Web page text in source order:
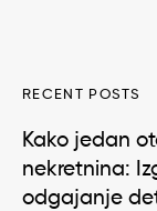
RECENT POSTS
Kako jedan
nekretnina:
odgajanje